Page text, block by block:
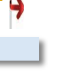
Moccia es muy
asistir a cualquier
multitudinario para